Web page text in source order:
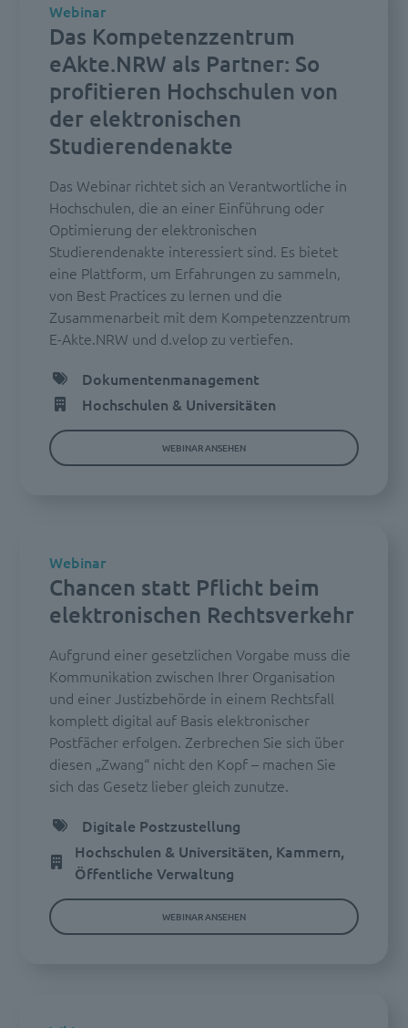
Das Kompetenzzentrum
eAkte.NRW als Partner: So
profitieren Hochschulen von
der elektronischen
Studierendenakte
Webinar
Das Webinar richtet sich an Verantwortliche in
Hochschulen, die an einer Einführung oder
Optimierung der elektronischen
Studierendenakte interessiert sind. Es bietet
eine Plattform, um Erfahrungen zu sammeln,
von Best Practices zu lernen und die
Zusammenarbeit mit dem Kompetenzzentrum
E-Akte.NRW und d.velop zu vertiefen.
Dokumentenmanagement
Hochschulen & Universitäten
WEBINAR ANSEHEN
Chancen statt Pflicht beim
elektronischen Rechtsverkehr
Webinar
Aufgrund einer gesetzlichen Vorgabe muss die
Kommunikation zwischen Ihrer Organisation
und einer Justizbehörde in einem Rechtsfall
komplett digital auf Basis elektronischer
Postfächer erfolgen. Zerbrechen Sie sich über
diesen „Zwang“ nicht den Kopf – machen Sie
sich das Gesetz lieber gleich zunutze.
Digitale Postzustellung
Hochschulen & Universitäten, Kammern,
Öffentliche Verwaltung
WEBINAR ANSEHEN